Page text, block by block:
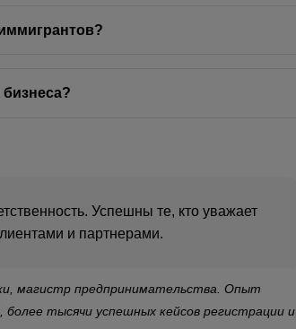
Успешны те, кто уважает
и партнерами.
магистр предпринимательства. Опыт
тысячи успешных кейсов регистрации и